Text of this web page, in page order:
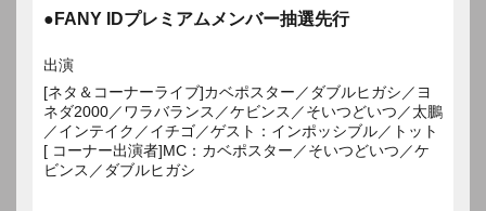
●FANY IDプレミアムメンバー抽選先行
出演
[ネタ＆コーナーライブ]カベポスター／ダブルヒガシ／ヨ
ネダ2000／ワラバランス／ケビンス／そいつどいつ／太鵬
／インテイク／イチゴ／ゲスト：インポッシブル／トット
[ コーナー出演者]MC：カベポスター／そいつどいつ／ケ
ビンス／ダブルヒガシ